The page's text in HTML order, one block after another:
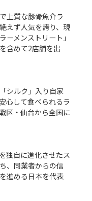
上質な豚骨魚介ラ
えず人気を誇り、現
ーメンストリート」
含めて2店舗を出
シルク」入り自家
心して食べられるラ
区・仙台から全国に
独自に進化させたス
、同業者からの信
進める日本を代表